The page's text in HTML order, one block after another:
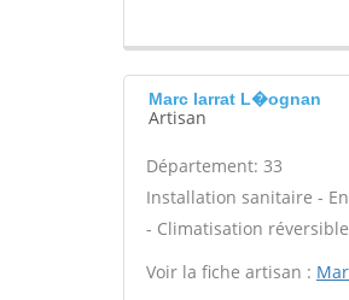
Marc larrat L�ognan
Artisan
Département: 33
Installation sanitaire -
- Climatisation
Voir la fiche artisan :